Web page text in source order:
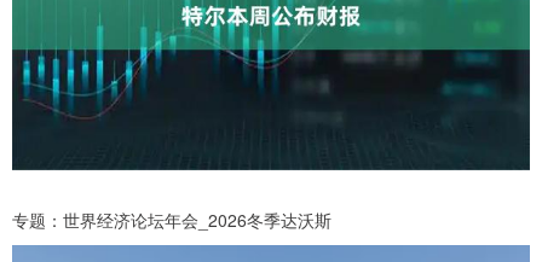
专题：世界经济论坛年会_2026冬季达沃斯